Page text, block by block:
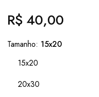
Preço
normal
R$ 40,00
Tamanho: 15x20
15x20
20x30